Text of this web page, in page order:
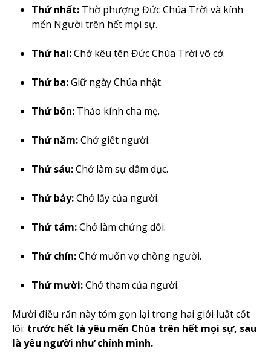
Thứ nhất: Thờ phượng Đức Chúa Trời và kính
mến Người trên hết mọi sự.
Thứ hai:Chớ kêu tên Đức Chúa Trời vô cớ.
Thứ ba:Giữ ngày Chúa nhật.
Thứ bốn: Thảo kính cha mẹ.
Thứ năm:Chớ giết người.
Thứ sáu:Chớ làm sự dâm dục.
Thứ bảy:Chớ lấy của người.
Thứ tám:Chớ làm chứng dối.
Thứ chín:Chớ muốn vợ chồng người.
Thứ mười:Chớ tham của người.
Mười điều răn này tóm gọn lại trong hai giới luật cốt
lõi: trước hết là yêu mến Chúa trên hết mọi sự, sau
là yêu người như chính mình.